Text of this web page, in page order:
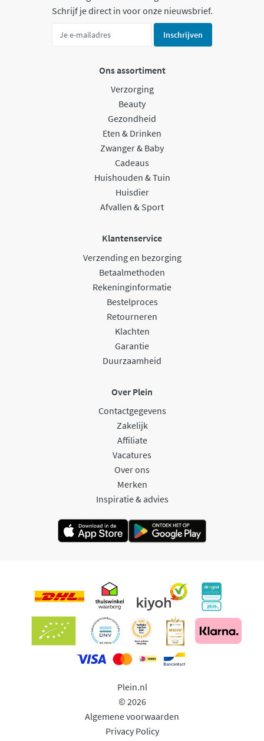
Schrijf je direct in voor onze nieuwsbrief.
Inschrijven
Ons assortiment
Verzorging
Beauty
Gezondheid
Eten & Drinken
Zwanger & Baby
Cadeaus
Huishouden & Tuin
Huisdier
Afvallen & Sport
Klantenservice
Verzending en bezorging
Betaalmethoden
Rekeninginformatie
Bestelproces
Retourneren
Klachten
Garantie
Duurzaamheid
Over Plein
Contactgegevens
Zakelijk
Affiliate
Vacatures
Over ons
Merken
Inspiratie & advies
Plein.nl
© 2026
Algemene voorwaarden
Privacy Policy